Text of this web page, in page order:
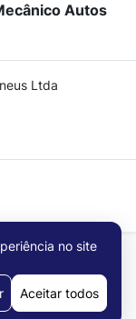
Autos
Ltda
no site
Aceitar todos